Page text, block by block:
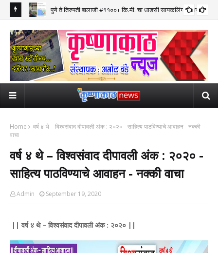
पुणे ते तिरुपती बालाजी #११००+ कि.मी. चा धाडसी सायकलिंग प्रवास पूर्ण
Home
वर्ष ४ थे – विश्वसंवाद दीपावली अंक : २०२० - साहित्य पाठविण्याचे आवाहन - नक्की
वाचा
वर्ष ४ थे – विश्वसंवाद दीपावली अंक : २०२० -
साहित्य पाठविण्याचे आवाहन - नक्की वाचा
Admin September 19, 2020
|| वर्ष ४ थे – विश्वसंवाद दीपावली अंक : २०२० ||